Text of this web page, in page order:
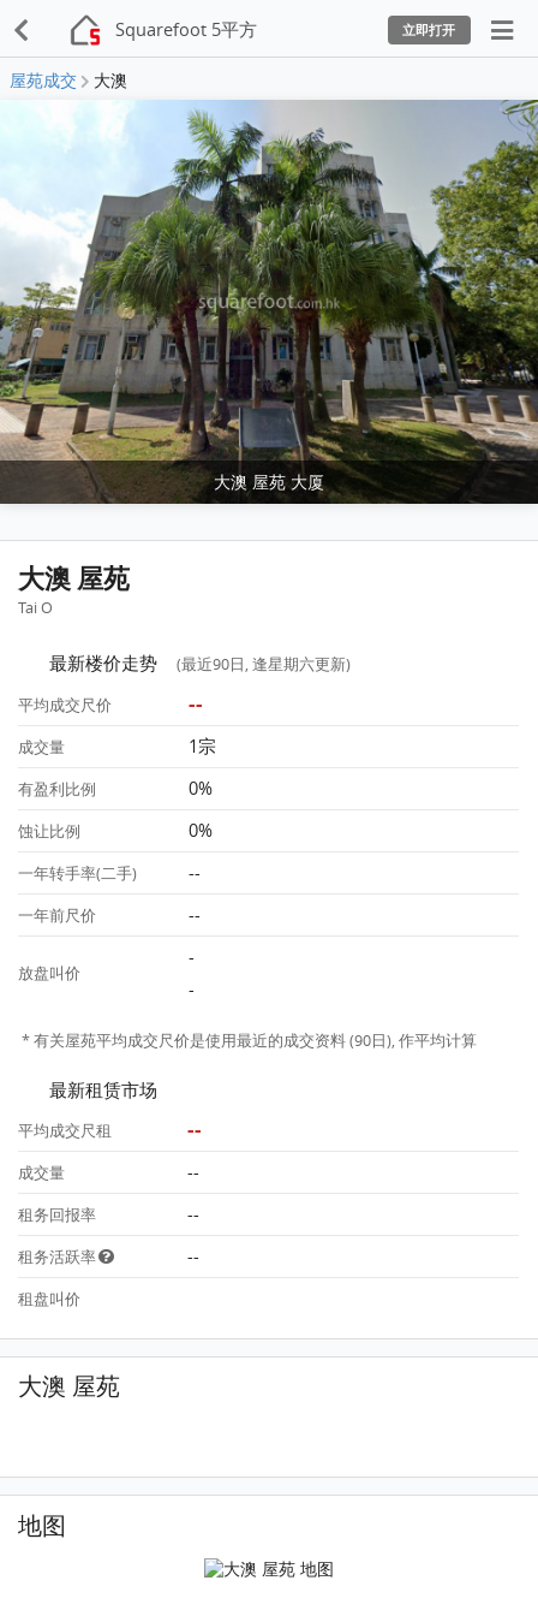
Squarefoot 5平方 立即打开
屋苑成交 大澳
大澳 屋苑 大厦
大澳 屋苑
Tai O
最新楼价走势
(最近90日, 逢星期六更新)
平均成交尺价
--
成交量 1宗
有盈利比例 0%
蚀让比例 0%
一年转手率(二手) --
一年前尺价 --
放盘叫价
-
-
* 有关屋苑平均成交尺价是使用最近的成交资料 (90日), 作平均计算
最新租赁市场
平均成交尺租 --
成交量 --
租务回报率 --
租务活跃率 --
租盘叫价
大澳 屋苑
地图